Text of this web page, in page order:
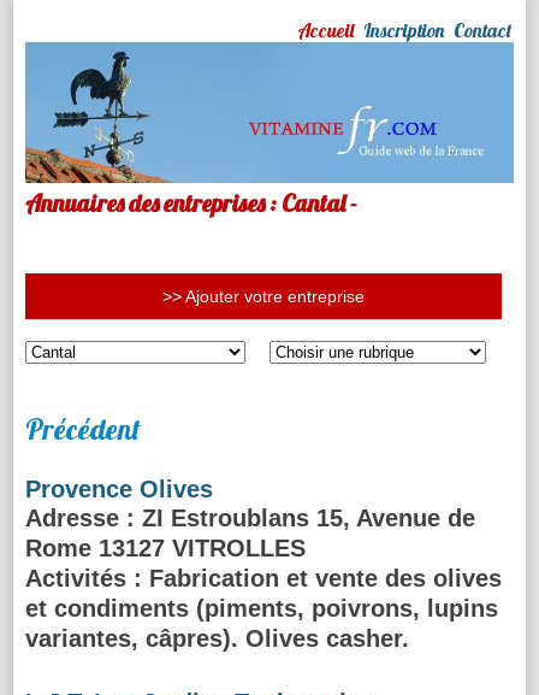
Accueil Inscription Contact
Annuaires des entreprises : Cantal -
>> Ajouter votre entreprise
Précédent
Provence Olives
Adresse : ZI Estroublans 15, Avenue de
Rome 13127 VITROLLES
Activités : Fabrication et vente des olives
et condiments (piments, poivrons, lupins
variantes, câpres). Olives casher.